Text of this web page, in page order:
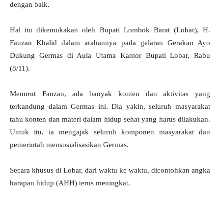
dengan baik.
Hal itu dikemukakan oleh Bupati Lombok Barat (Lobar), H.
Fauzan Khalid dalam arahannya pada gelaran Gerakan Ayo
Dukung Germas di Aula Utama Kantor Bupati Lobar, Rabu
(8/11).
Menurut Fauzan, ada banyak konten dan aktivitas yang
terkandung dalam Germas ini. Dia yakin, seluruh masyarakat
tahu konten dan materi dalam hidup sehat yang harus dilakukan.
Untuk itu, ia mengajak seluruh komponen masyarakat dan
pemerintah mensosialisasikan Germas.
Secara khusus di Lobar, dari waktu ke waktu, dicontohkan angka
harapan hidup (AHH) terus meningkat.